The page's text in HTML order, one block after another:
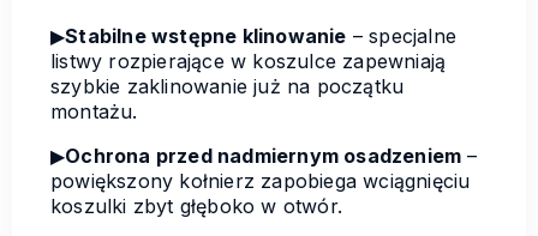
▶Stabilne wstępne klinowanie – specjalne
listwy rozpierające w koszulce zapewniają
szybkie zaklinowanie już na początku
montażu.
▶Ochrona przed nadmiernym osadzeniem –
powiększony kołnierz zapobiega wciągnięciu
koszulki zbyt głęboko w otwór.